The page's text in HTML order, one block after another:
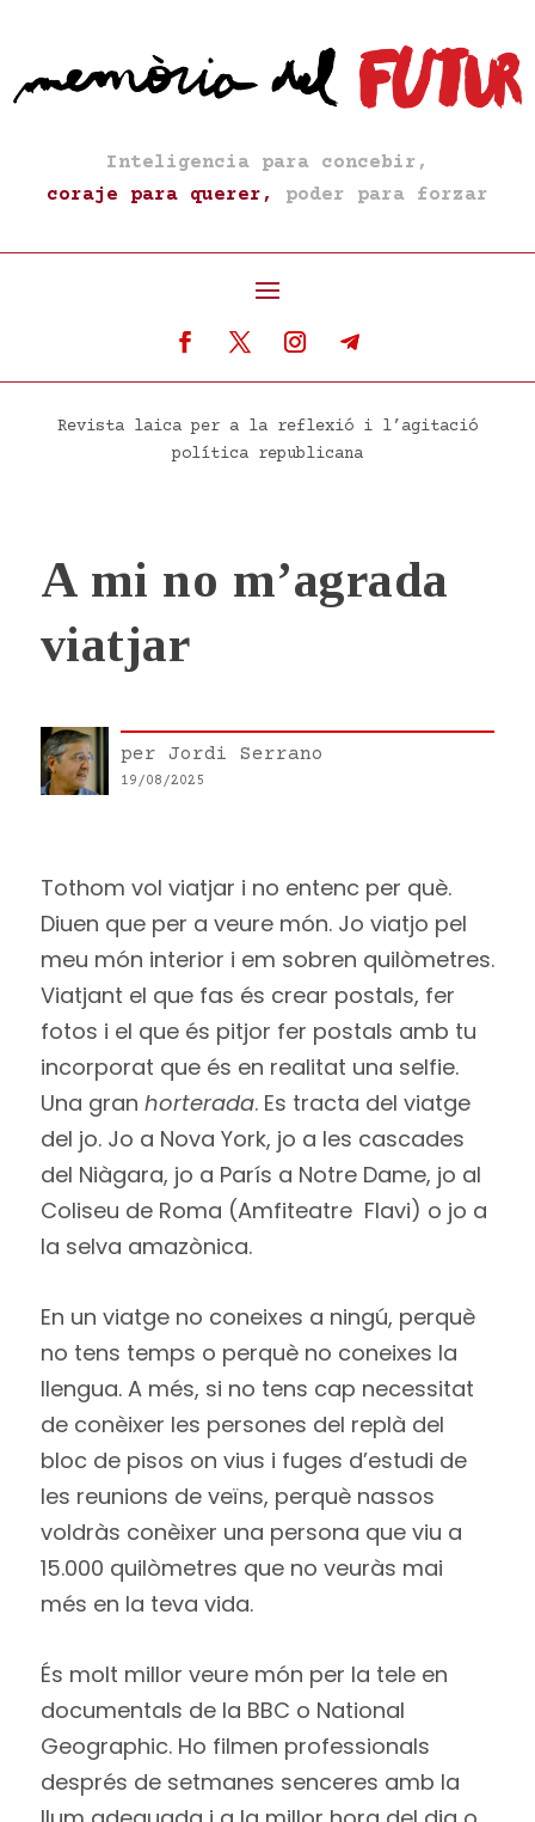
Inteligencia para concebir,
coraje para querer,
poder para forzar
Revista laica per a la reflexió i l’agitació
política republicana
A mi no m’agrada
viatjar
per Jordi Serrano
19/08/2025
Tothom vol viatjar i no entenc per què.
Diuen que per a veure món. Jo viatjo pel
meu món interior i em sobren quilòmetres.
Viatjant el que fas és crear postals, fer
fotos i el que és pitjor fer postals amb tu
incorporat que és en realitat una selfie.
Una gran horterada. Es tracta del viatge
del jo. Jo a Nova York, jo a les cascades
del Niàgara, jo a París a Notre Dame, jo al
Coliseu de Roma (Amfiteatre Flavi) o jo a
la selva amazònica.
En un viatge no coneixes a ningú, perquè
no tens temps o perquè no coneixes la
llengua. A més, si no tens cap necessitat
de conèixer les persones del replà del
bloc de pisos on vius i fuges d’estudi de
les reunions de veïns, perquè nassos
voldràs conèixer una persona que viu a
15.000 quilòmetres que no veuràs mai
més en la teva vida.
És molt millor veure món per la tele en
documentals de la BBC o National
Geographic. Ho filmen professionals
després de setmanes senceres amb la